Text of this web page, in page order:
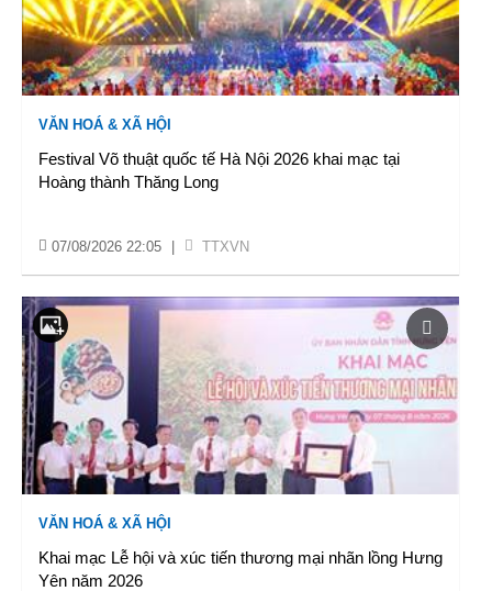
VĂN HOÁ & XÃ HỘI
Festival Võ thuật quốc tế Hà Nội 2026 khai mạc tại
Hoàng thành Thăng Long
07/08/2026 22:05 TTXVN
VĂN HOÁ & XÃ HỘI
Khai mạc Lễ hội và xúc tiến thương mại nhãn lồng Hưng
Yên năm 2026